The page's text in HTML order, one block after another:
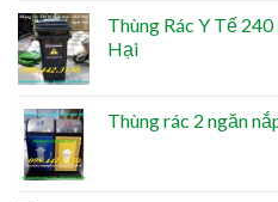
Thùng Rác Y Tế
Hại
Thùng rác 2 ngăn